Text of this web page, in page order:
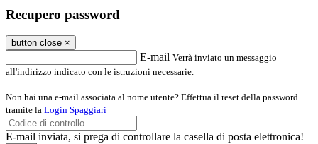
Recupero password
button close ×
E-mail Verrà inviato un messaggio
all'indirizzo indicato con le istruzioni necessarie.
Non hai una e-mail associata al nome utente? Effettua il reset della password
tramite la Login Spaggiari
E-mail inviata, si prega di controllare la casella di posta elettronica!